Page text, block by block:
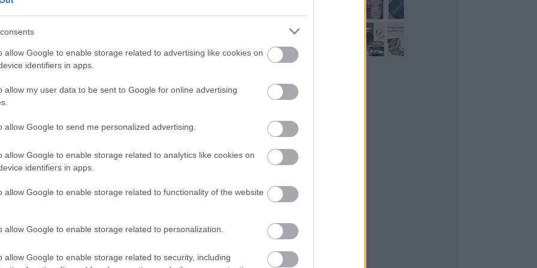
allow Google to enable storage related to advertising like cookies on
identifiers in apps.
allow my user data to be sent to Google for online advertising
allow Google to send me personalized advertising.
allow Google to enable storage related to analytics like cookies on
identifiers in apps.
allow Google to enable storage related to functionality of the website
allow Google to enable storage related to personalization.
allow Google to enable storage related to security, including
CÍMKÉK
advent (144)
art export(82)
DIY(303)
fenntarthatóság(71)
festés( 174)
fonal (73)
gyerekjáték( 73)
hobbyművész(81)